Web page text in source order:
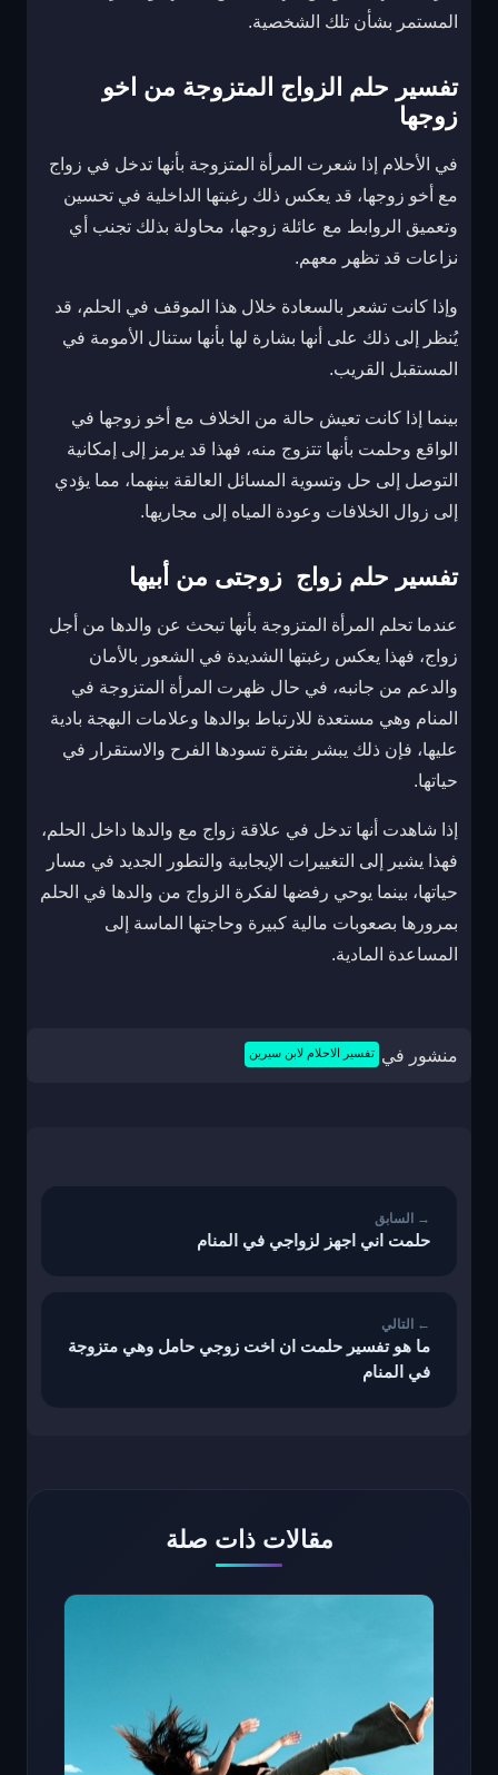
المستمر بشأن تلك الشخصية.
تفسير حلم الزواج المتزوجة من اخو
زوجها
في الأحلام إذا شعرت المرأة المتزوجة بأنها تدخل في زواج
مع أخو زوجها، قد يعكس ذلك رغبتها الداخلية في تحسين
وتعميق الروابط مع عائلة زوجها، محاولة بذلك تجنب أي
نزاعات قد تظهر معهم.
وإذا كانت تشعر بالسعادة خلال هذا الموقف في الحلم، قد
يُنظر إلى ذلك على أنها بشارة لها بأنها ستنال الأمومة في
المستقبل القريب.
بينما إذا كانت تعيش حالة من الخلاف مع أخو زوجها في
الواقع وحلمت بأنها تتزوج منه، فهذا قد يرمز إلى إمكانية
التوصل إلى حل وتسوية المسائل العالقة بينهما، مما يؤدي
إلى زوال الخلافات وعودة المياه إلى مجاريها.
تفسير حلم زواج زوجتى من أبيها
عندما تحلم المرأة المتزوجة بأنها تبحث عن والدها من أجل
زواج، فهذا يعكس رغبتها الشديدة في الشعور بالأمان
والدعم من جانبه، في حال ظهرت المرأة المتزوجة في
المنام وهي مستعدة للارتباط بوالدها وعلامات البهجة بادية
عليها، فإن ذلك يبشر بفترة تسودها الفرح والاستقرار في
حياتها.
إذا شاهدت أنها تدخل في علاقة زواج مع والدها داخل الحلم،
فهذا يشير إلى التغييرات الإيجابية والتطور الجديد في مسار
حياتها، بينما يوحي رفضها لفكرة الزواج من والدها في الحلم
بمرورها بصعوبات مالية كبيرة وحاجتها الماسة إلى
المساعدة المادية.
منشور في تفسير الاحلام لابن سيرين
حلمت اني اجهز لزواجي في المنام
ما هو تفسير حلمت ان اخت زوجي حامل وهي متزوجة
في المنام
مقالات ذات صلة